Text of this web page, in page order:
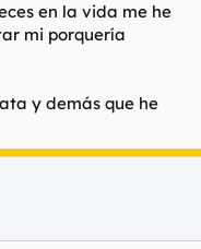
en la vida me he
mi porquería
y demás que he